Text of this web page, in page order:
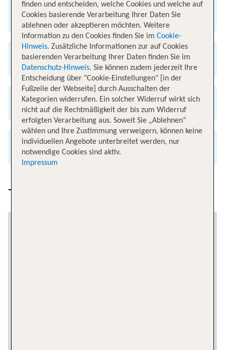
Angebot an weltweiten Flügen
Exklusive Flug-Specials
Günstig & bequem buchen
Alle renommierten Airlines
Tirana erkunden
finden und entscheiden, welche Cookies und welche auf
Cookies basierende Verarbeitung Ihrer Daten Sie
ablehnen oder akzeptieren möchten. Weitere
Information zu den Cookies finden Sie im Cookie-
Hinweis. Zusätzliche Informationen zur auf Cookies
basierenden Verarbeitung Ihrer Daten finden Sie im
Datenschutz-Hinweis. Sie können zudem jederzeit Ihre
Entscheidung über "Cookie-Einstellungen" [in der
Fußzeile der Webseite] durch Ausschalten der
Kategorien widerrufen. Ein solcher Widerruf wirkt sich
nicht auf die Rechtmäßigkeit der bis zum Widerruf
erfolgten Verarbeitung aus. Soweit Sie „Ablehnen“
wählen und Ihre Zustimmung verweigern, können keine
individuellen Angebote unterbreitet werden, nur
notwendige Cookies sind aktiv.
Impressum